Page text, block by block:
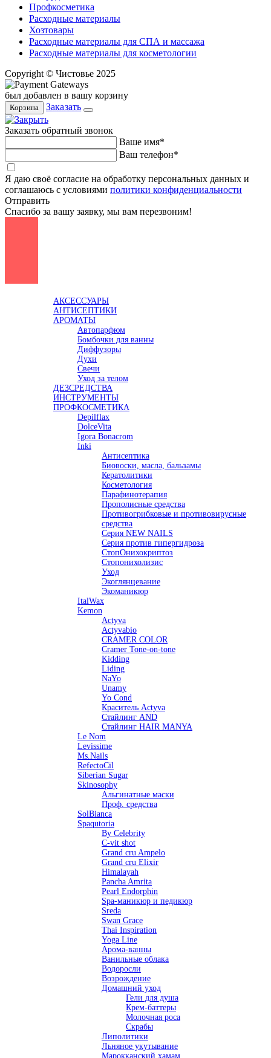
Профкосметика
Расходные материалы
Хозтовары
Расходные материалы для СПА и массажа
Расходные материалы для косметологии
Copyright © Чистовье 2025
был добавлен в вашу корзину
Корзина Заказать
Заказать обратный звонок
Ваше имя*
Ваш телефон*
Я даю своё согласие на обработку персональных данных и
соглашаюсь с условиями политики конфиденциальности
Отправить
Спасибо за вашу заявку, мы вам перезвоним!
АКСЕССУАРЫ
АНТИСЕПТИКИ
АРОМАТЫ
Автопарфюм
Бомбочки для ванны
Диффузоры
Духи
Свечи
Уход за телом
ДЕЗСРЕДСТВА
ИНСТРУМЕНТЫ
ПРОФКОСМЕТИКА
Depilflax
DolceVita
Igora Bonacrom
Inki
Антисептика
Биовоски, масла, бальзамы
Кератолитики
Косметология
Парафинотерапия
Прополисные средства
Противогрибковые и противовирусные
средства
Серия NEW NAILS
Серия против гипергидроза
СтопОнихокриптоз
Стопонихолизис
Уход
Экоглянцевание
Экоманикюр
ItalWax
Kemon
Actyva
Actyvabio
CRAMER COLOR
Cramer Tone-on-tone
Kidding
Liding
NaYo
Unamy
Yo Cond
Краситель Actyva
Стайлинг AND
Стайлинг HAIR MANYA
Le Nom
Levissime
Ms.Nails
RefectoCil
Siberian Sugar
Skinosophy
Альгинатные маски
Проф. средства
SolBianca
Spaqutoria
By Celebrity
C-vit shot
Grand cru Ampelo
Grand сru Elixir
Himalayah
Pancha Amrita
Pearl Endorphin
Spa-маникюр и педикюр
Sreda
Swan Grace
Thai Inspiration
Yoga Line
Арома-ванны
Ванильные облака
Водоросли
Возрождение
Домашний уход
Гели для душа
Крем-баттеры
Молочная роса
Скрабы
Липолитики
Льняное укутывание
Марокканский хамам